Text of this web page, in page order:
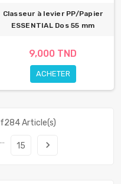
Classeur à levier PP/Papier
ESSENTIAL Dos 55 mm
9,000 TND
ACHETER
Article(s)
…
15 navigate_next